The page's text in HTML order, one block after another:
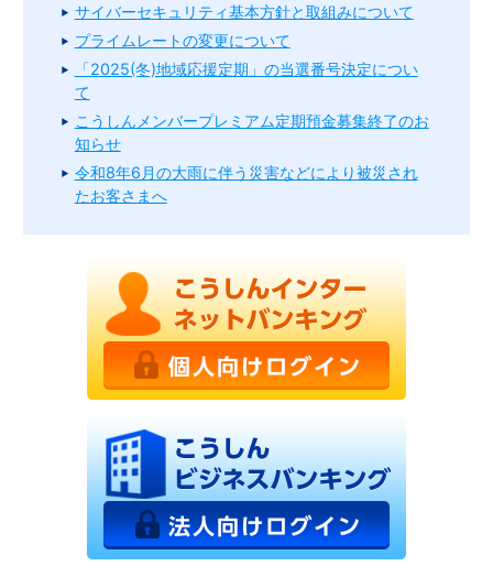
サイバーセキュリティ基本方針と取組みについて
プライムレートの変更について
「2025(冬)地域応援定期」の当選番号決定につい
て
こうしんメンバープレミアム定期預金募集終了のお
知らせ
令和8年6月の大雨に伴う災害などにより被災され
たお客さまへ